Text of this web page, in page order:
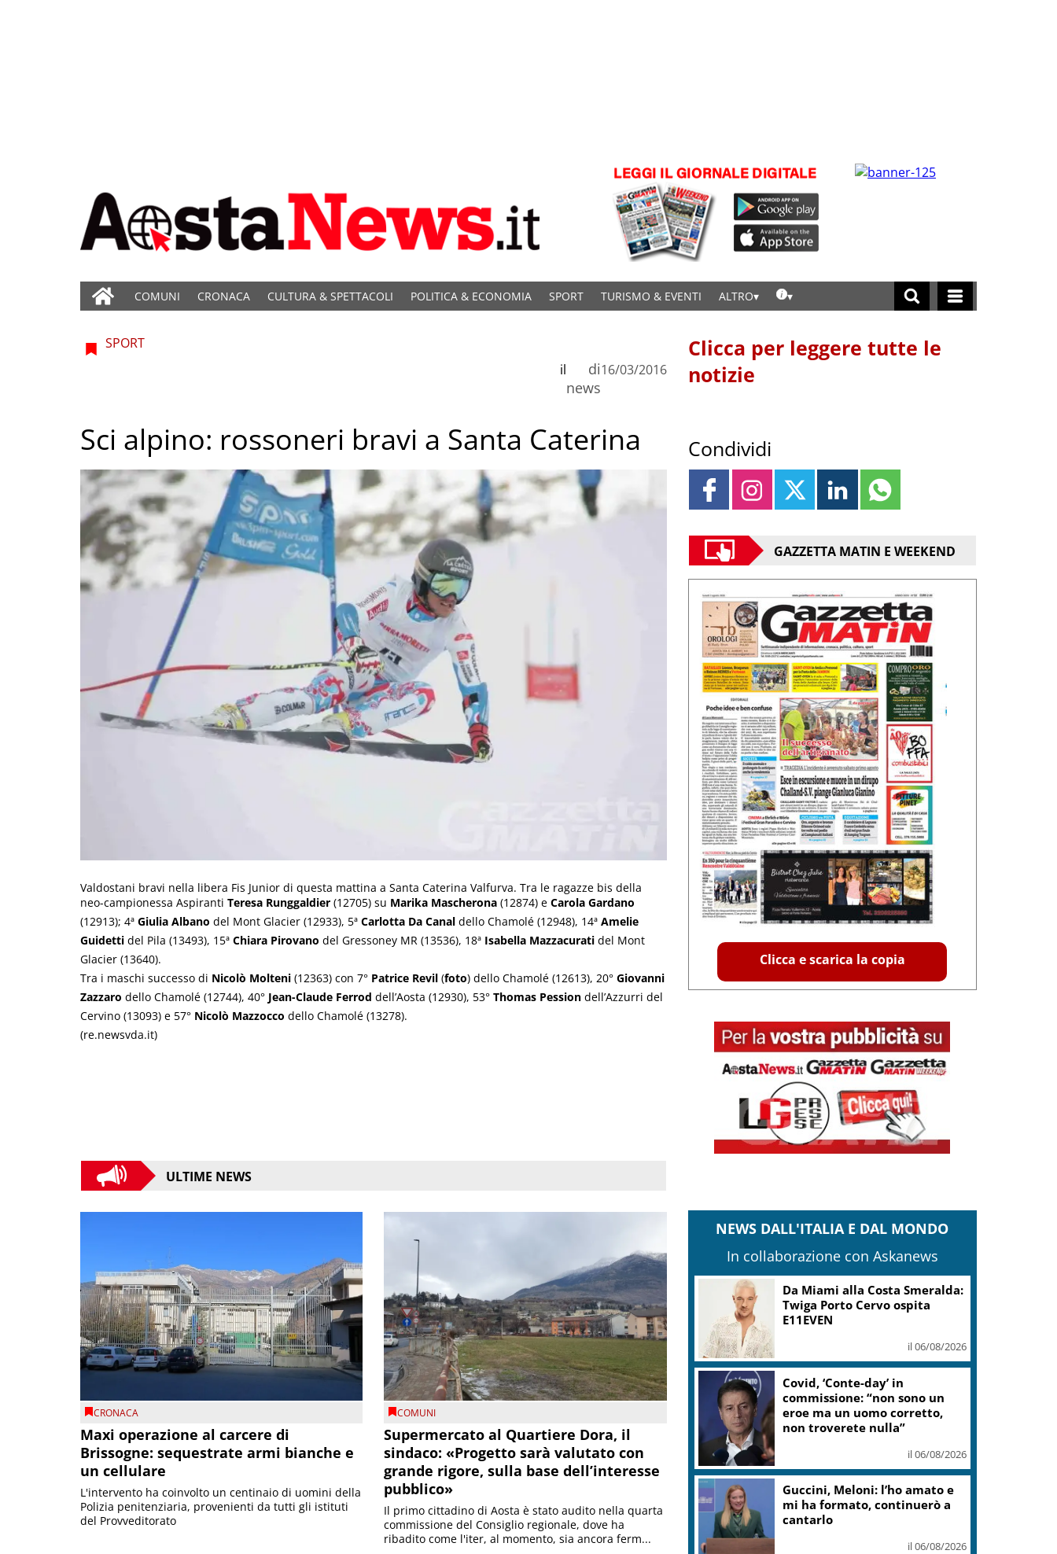
COMUNI CRONACA CULTURA & SPETTACOLI POLITICA & ECONOMIA SPORT TURISMO & EVENTI ALTRO
SPORT
di
news
il 16/03/2016
Sci alpino: rossoneri bravi a Santa Caterina
Valdostani bravi nella libera Fis Junior di questa mattina a Santa Caterina Valfurva. Tra le ragazze bis della
neo-campionessa Aspiranti Teresa Runggaldier (12705) su Marika Mascherona (12874) e Carola Gardano
(12913); 4ª Giulia Albano del Mont Glacier (12933), 5ª Carlotta Da Canal dello Chamolé (12948), 14ª Amelie
Guidetti del Pila (13493), 15ª Chiara Pirovano del Gressoney MR (13536), 18ª Isabella Mazzacurati del Mont
Glacier (13640).
Tra i maschi successo di Nicolò Molteni (12363) con 7° Patrice Revil (foto) dello Chamolé (12613), 20° Giovanni
Zazzaro dello Chamolé (12744), 40° Jean-Claude Ferrod dell’Aosta (12930), 53° Thomas Pession dell’Azzurri del
Cervino (13093) e 57° Nicolò Mazzocco dello Chamolé (13278).
(re.newsvda.it)
ULTIME NEWS
CRONACA
Maxi operazione al carcere di
Brissogne: sequestrate armi bianche e
un cellulare
L'intervento ha coinvolto un centinaio di uomini della
Polizia penitenziaria, provenienti da tutti gli istituti
del Provveditorato
COMUNI
Supermercato al Quartiere Dora, il
sindaco: «Progetto sarà valutato con
grande rigore, sulla base dell’interesse
pubblico»
Il primo cittadino di Aosta è stato audito nella quarta
commissione del Consiglio regionale, dove ha
ribadito come l'iter, al momento, sia ancora ferm...
Clicca per leggere tutte le
notizie
Condividi
GAZZETTA MATIN E WEEKEND
Clicca e scarica la copia
NEWS DALL'ITALIA E DAL MONDO
In collaborazione con Askanews
Da Miami alla Costa Smeralda:
Twiga Porto Cervo ospita
E11EVEN
il 06/08/2026
Covid, ‘Conte-day’ in
commissione: “non sono un
eroe ma un uomo corretto,
non troverete nulla”
il 06/08/2026
Guccini, Meloni: l’ho amato e
mi ha formato, continuerò a
cantarlo
il 06/08/2026